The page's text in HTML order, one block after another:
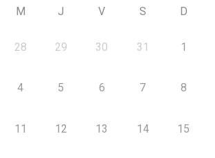
M J V S D
28 29 30 31 1
4 5 6 7 8
11 12 13 14 15